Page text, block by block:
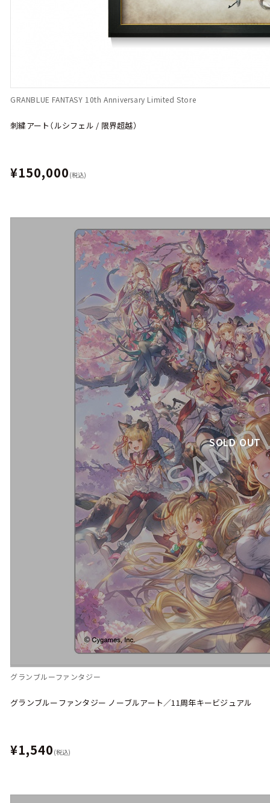
GRANBLUE FANTASY 10th Anniversary Limited Store
刺繍アート（ルシフェル / 限界超越）
¥150,000 (税込)
SOLD OUT
グランブルーファンタジー
グランブルーファンタジー ノーブルアート／11周年キービジュアル
¥1,540 (税込)